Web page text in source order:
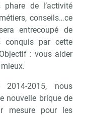
de l’activité
conseils…ce
entrecoupé de
conquis par cette
: vous aider
2015, nous
nouvelle brique de
mesure pour les